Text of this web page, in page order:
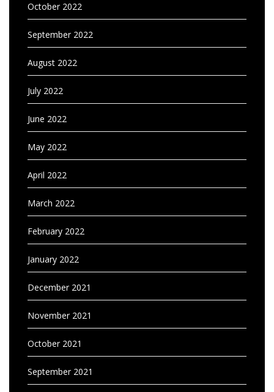
October 2022
September 2022
August 2022
July 2022
June 2022
May 2022
April 2022
March 2022
February 2022
January 2022
December 2021
November 2021
October 2021
September 2021